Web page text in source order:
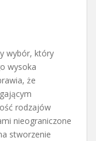
wybór, który
wysoka
że
rodzajów
nieograniczone
stworzenie